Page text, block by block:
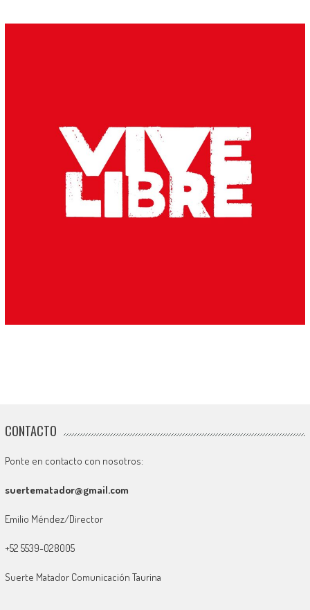
CONTACTO
Ponte en contacto con nosotros:
suertematador@gmail.com
Emilio Méndez/Director
+52 5539-028005
Suerte Matador Comunicación Taurina